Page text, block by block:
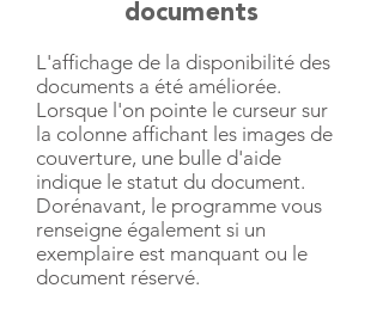
documents
L'affichage de la disponibilité des
documents a été améliorée.
Lorsque l'on pointe le curseur sur
la colonne affichant les images de
couverture, une bulle d'aide
indique le statut du document.
Dorénavant, le programme vous
renseigne également si un
exemplaire est manquant ou le
document réservé.